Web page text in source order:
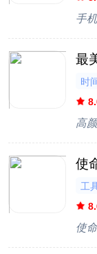
手
最
时
高
使
工
使